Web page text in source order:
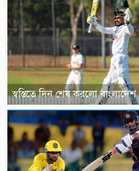
স্বস্তিতে দিন শেষ করলো বাংলাদেশ